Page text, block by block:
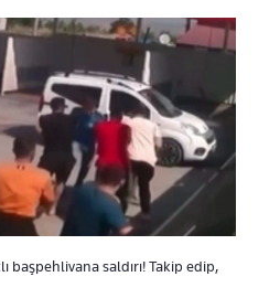
başpehlivana saldırı! Takip edip,